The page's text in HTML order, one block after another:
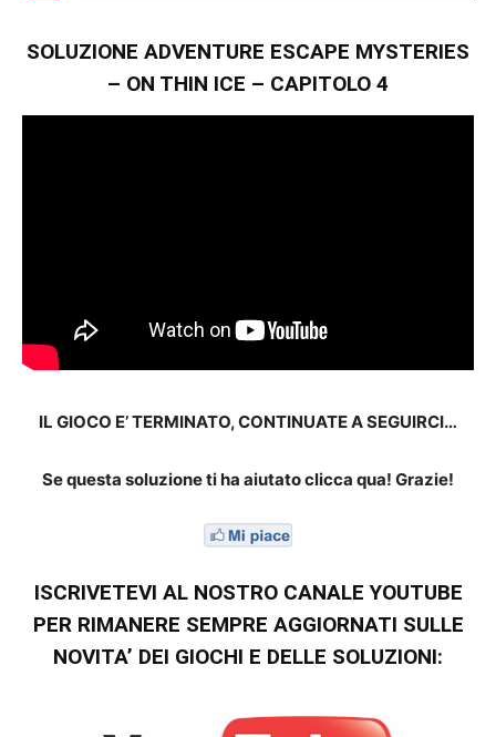
SOLUZIONE ADVENTURE ESCAPE MYSTERIES
– ON THIN ICE – CAPITOLO 4
IL GIOCO E’ TERMINATO, CONTINUATE A SEGUIRCI…
Se questa soluzione ti ha aiutato clicca qua! Grazie!
ISCRIVETEVI AL NOSTRO CANALE YOUTUBE
PER RIMANERE SEMPRE AGGIORNATI SULLE
NOVITA’ DEI GIOCHI E DELLE SOLUZIONI: